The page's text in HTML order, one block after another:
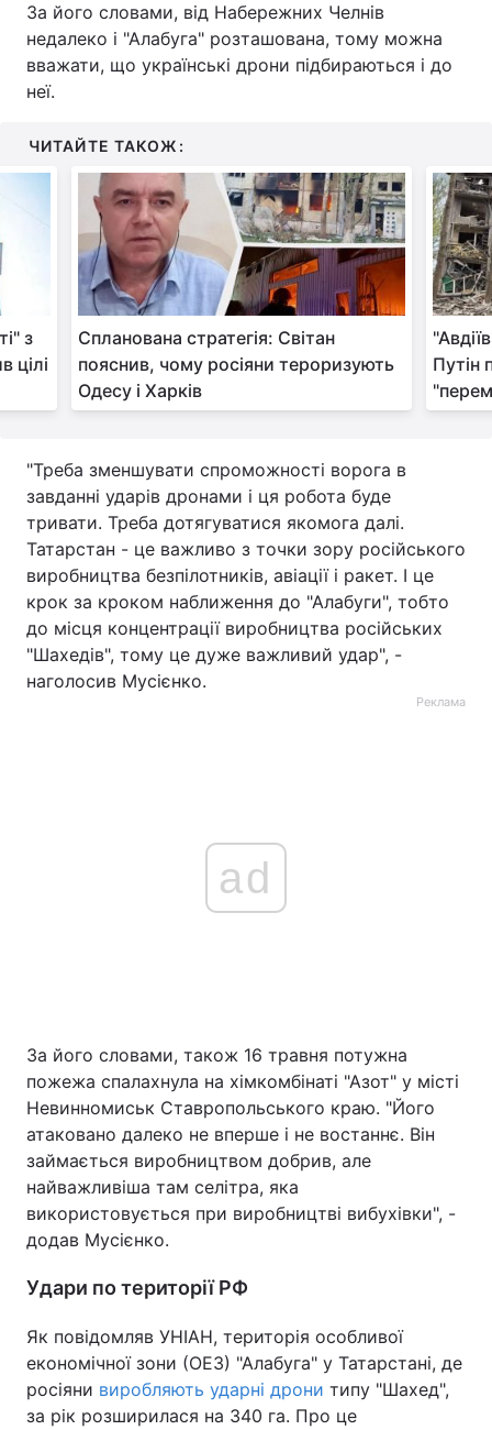
За його словами, від Набережних Челнів
недалеко і "Алабуга" розташована, тому можна
вважати, що українські дрони підбираються і до
неї.
ЧИТАЙТЕ ТАКОЖ:
з
цілі
Спланована стратегія: Світан
пояснив, чому росіяни тероризують
Одесу і Харків
Путін
"Треба зменшувати спроможності ворога в
завданні ударів дронами і ця робота буде
тривати. Треба дотягуватися якомога далі.
Татарстан - це важливо з точки зору російського
виробництва безпілотників, авіації і ракет. І це
крок за кроком наближення до "Алабуги", тобто
до місця концентрації виробництва російських
"Шахедів", тому це дуже важливий удар", -
наголосив Мусієнко.
Реклама
ad
За його словами, також 16 травня потужна
пожежа спалахнула на хімкомбінаті "Азот" у місті
Невинномиськ Ставропольського краю. "Його
атаковано далеко не вперше і не востаннє. Він
займається виробництвом добрив, але
найважливіша там селітра, яка
використовується при виробництві вибухівки", -
додав Мусієнко.
Удари по території РФ
Як повідомляв УНІАН, територія особливої
економічної зони (ОЕЗ) "Алабуга" у Татарстані, де
росіяни виробляють ударні дрони типу "Шахед",
за рік розширилася на 340 га. Про це